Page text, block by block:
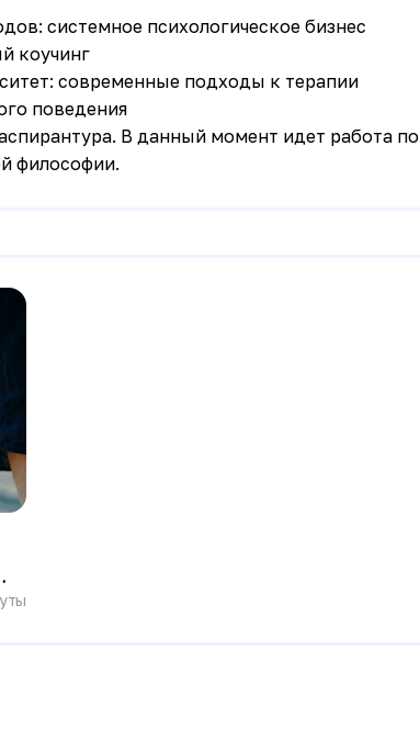
системное психологическое бизнес
коучинг
современные подходы к терапии
поведения
В данный момент идет работа по
философии.